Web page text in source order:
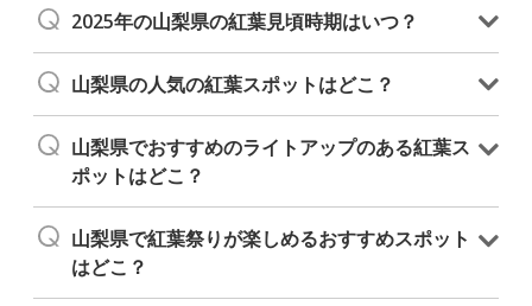
2025年の山梨県の紅葉見頃時期はいつ？
山梨県の人気の紅葉スポットはどこ？
山梨県でおすすめのライトアップのある紅葉ス
ポットはどこ？
山梨県で紅葉祭りが楽しめるおすすめスポット
はどこ？